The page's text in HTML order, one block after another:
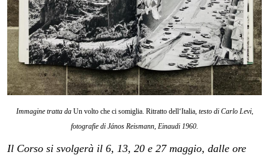
Immagine tratta da Un volto che ci somiglia. Ritratto dell‘Italia, testo di Carlo Levi,
fotografie di János Reismann, Einaudi 1960.
Il Corso si svolgerà il 6, 13, 20 e 27 maggio, dalle ore